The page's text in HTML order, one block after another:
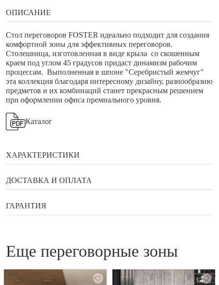
ОПИСАНИЕ
Стол переговоров FOSTER идеально подходит для создания
комфортной зоны для эффективных переговоров.
Столешница, изготовленная в виде крыла со скошенным
краем под углом 45 градусов придаст динамизм рабочим
процессам. Выполненная в шпоне "Серебристый жемчуг"
эта коллекция благодаря интересному дизайну, разнообразию
предметов и их комбинаций станет прекрасным решением
при оформлении офиса премиального уровня.
Каталог
ХАРАКТЕРИСТИКИ
Бренд
Страна
ДОСТАВКА И ОПЛАТА
Способы оплаты
Наличными в галереи мебели Status
Оплата по QR коду
Купить в рассрочку или кредит
ГАРАНТИЯ
Гарантийный документ — договор, который выдаётся
покупателю вместе с товаром.
Гарантийное обслуживание бытовой техники
еще переговорные зоны